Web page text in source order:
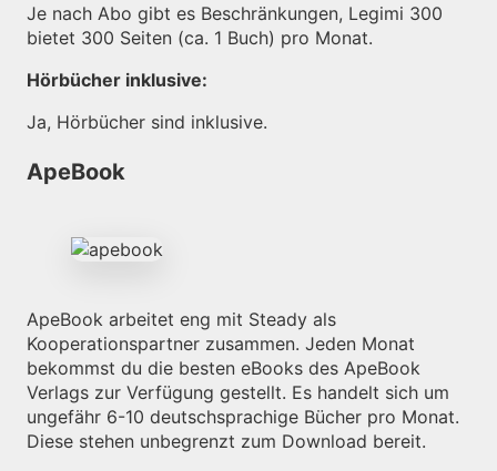
Je nach Abo gibt es Beschränkungen, Legimi 300
bietet 300 Seiten (ca. 1 Buch) pro Monat.
Hörbücher inklusive:
Ja, Hörbücher sind inklusive.
ApeBook
ApeBook arbeitet eng mit Steady als
Kooperationspartner zusammen. Jeden Monat
bekommst du die besten eBooks des ApeBook
Verlags zur Verfügung gestellt. Es handelt sich um
ungefähr 6-10 deutschsprachige Bücher pro Monat.
Diese stehen unbegrenzt zum Download bereit.